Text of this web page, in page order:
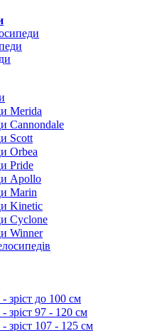
Merida
Cannondale
Scott
Orbea
Pride
Apollo
Marin
Kinetic
Cyclone
Winner
- зріст до 100 см
- зріст 97 - 120 см
- зріст 107 - 125 см